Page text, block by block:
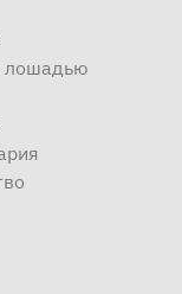
лошадью